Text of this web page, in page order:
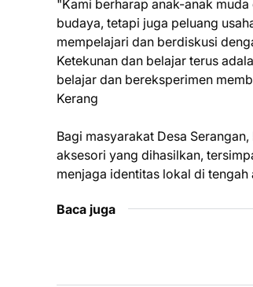
"Kami berharap anak-anak
budaya, tetapi juga peluang
mempelajari dan berdiskusi
Ketekunan dan belajar terus
belajar dan bereksperimen
Kerang
Bagi masyarakat Desa
aksesori yang dihasilkan,
menjaga identitas lokal di tengah
Baca juga